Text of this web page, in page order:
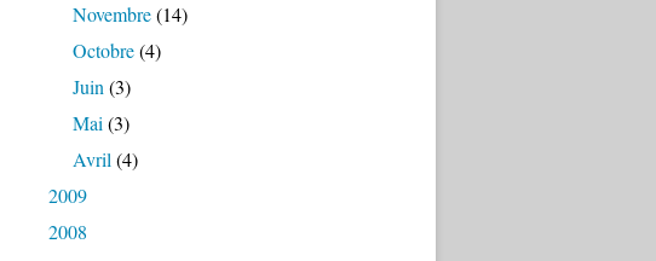
Novembre(14)
Octobre(4)
Juin (3)
Mai (3)
Avril (4)
2009
2008